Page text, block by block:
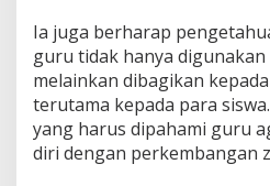
Ia juga berharap
guru tidak hanya
melainkan dibagikan
terutama kepada para
yang harus dipahami guru
diri dengan perkembangan